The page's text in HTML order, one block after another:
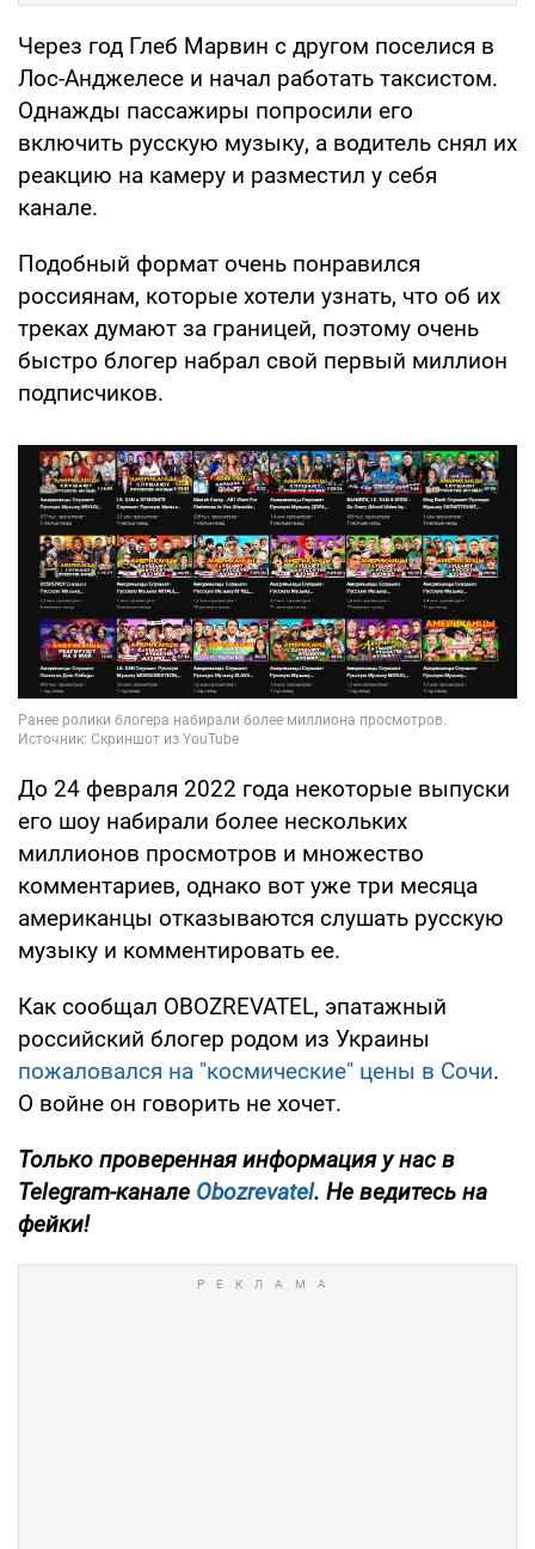
Через год Глеб Марвин с другом поселися в
Лос-Анджелесе и начал работать таксистом.
Однажды пассажиры попросили его
включить русскую музыку, а водитель снял их
реакцию на камеру и разместил у себя
канале.
Подобный формат очень понравился
россиянам, которые хотели узнать, что об их
треках думают за границей, поэтому очень
быстро блогер набрал свой первый миллион
подписчиков.
До 24 февраля 2022 года некоторые выпуски
его шоу набирали более нескольких
миллионов просмотров и множество
комментариев, однако вот уже три месяца
американцы отказываются слушать русскую
музыку и комментировать ее.
Как сообщал OBOZREVATEL, эпатажный
российский блогер родом из Украины
пожаловался на "космические" цены в Сочи.
О войне он говорить не хочет.
Только проверенная информация у нас в
Telegram-канале Obozrevatel. Не ведитесь на
фейки!